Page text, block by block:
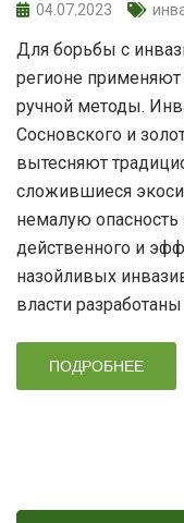
04.07.2023
Для борьбы с
регионе
ручной методы.
Сосновского и
вытесняют
сложившиеся
немалую
действенного и
назойливых
власти
ПОДРОБНЕЕ